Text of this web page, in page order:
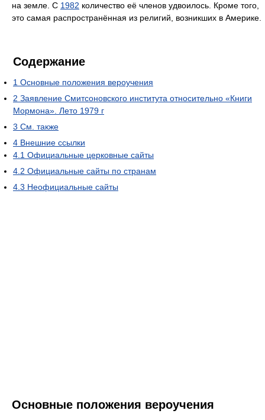
на земле. С 1982 количество её членов удвоилось. Кроме того,
это самая распространённая из религий, возникших в Америке.
Содержание
1 Основные положения вероучения
2 Заявление Смитсоновского института относительно «Книги
Мормона». Лето 1979 г
3 См. также
4 Внешние ссылки
4.1 Официальные церковные сайты
4.2 Официальные сайты по странам
4.3 Неофициальные сайты
Основные положения вероучения